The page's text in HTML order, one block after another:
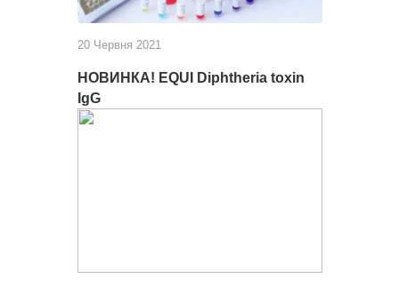
20 Червня 2021
НОВИНКА! EQUI Diphtheria toxin
IgG